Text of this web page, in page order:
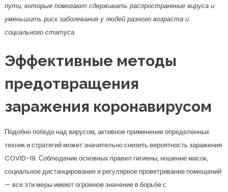
пути, которые помогают сдерживать распространение вируса и
уменьшить риск заболевания у людей разного возраста и
социального статуса.
Эффективные методы
предотвращения
заражения коронавирусом
Подобно победе над вирусом, активное применение определенных
техник и стратегий может значительно снизить вероятность заражения
COVID-19. Соблюдение основных правил гигиены, ношение масок,
социальное дистанцирование и регулярное проветривание помещений
— все эти меры имеют огромное значение в борьбе с